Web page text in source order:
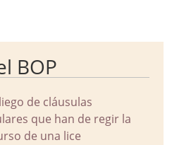
BOP
de cláusulas
que han de regir la
de una lice